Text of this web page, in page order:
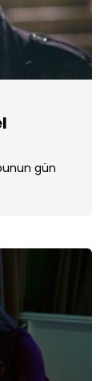
gün